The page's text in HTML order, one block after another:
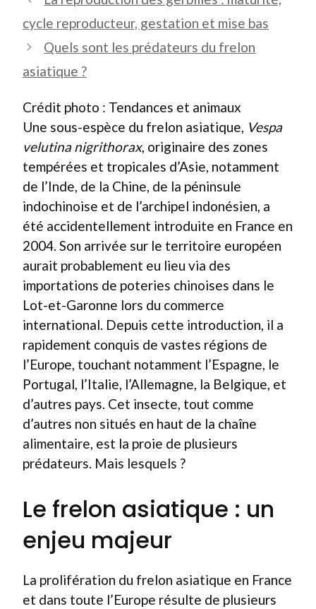
cycle reproducteur, gestation et mise bas
Quels sont les prédateurs du frelon
asiatique ?
Crédit photo : Tendances et animaux
Une sous-espèce du frelon asiatique, Vespa
velutina nigrithorax, originaire des zones
tempérées et tropicales d’Asie, notamment
de l’Inde, de la Chine, de la péninsule
indochinoise et de l’archipel indonésien, a
été accidentellement introduite en France en
2004. Son arrivée sur le territoire européen
aurait probablement eu lieu via des
importations de poteries chinoises dans le
Lot-et-Garonne lors du commerce
international. Depuis cette introduction, il a
rapidement conquis de vastes régions de
l’Europe, touchant notamment l’Espagne, le
Portugal, l’Italie, l’Allemagne, la Belgique, et
d’autres pays. Cet insecte, tout comme
d’autres non situés en haut de la chaîne
alimentaire, est la proie de plusieurs
prédateurs. Mais lesquels ?
Le frelon asiatique : un
enjeu majeur
La prolifération du frelon asiatique en France
et dans toute l’Europe résulte de plusieurs